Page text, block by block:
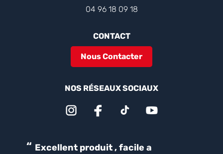
04 96 18 09 18
CONTACT
Nous Contacter
NOS RÉSEAUX SOCIAUX
“ Excellent produit , facile a